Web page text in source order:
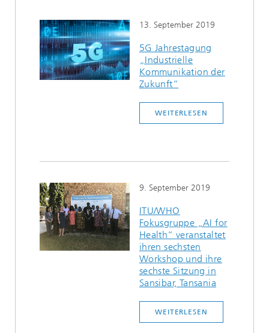
13. September 2019
5G Jahrestagung
„Industrielle
Kommunikation der
Zukunft“
WEITERLESEN
9. September 2019
ITU/WHO
Fokusgruppe „AI for
Health“ veranstaltet
ihren sechsten
Workshop und ihre
sechste Sitzung in
Sansibar, Tansania
WEITERLESEN